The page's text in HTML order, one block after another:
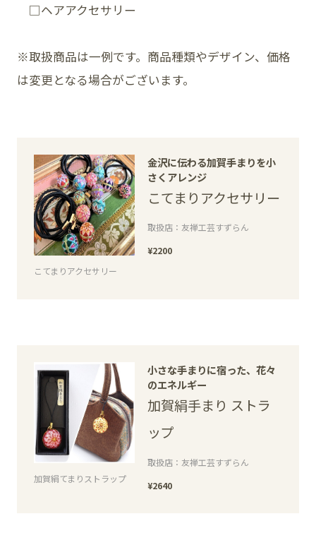
□ヘアアクセサリー
※取扱商品は一例です。商品種類やデザイン、価格
は変更となる場合がございます。
こてまりアクセサリー
金沢に伝わる加賀手まりを小
さくアレンジ
こてまりアクセサリー
取扱店：友禅工芸すずらん
¥2200
加賀絹てまりストラップ
小さな手まりに宿った、花々
のエネルギー
加賀絹手まり ストラ
ップ
取扱店：友禅工芸すずらん
¥2640